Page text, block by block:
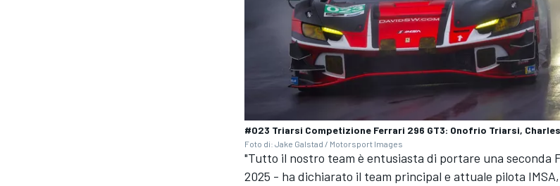
#023 Triarsi Competizione Ferrari 296 GT3: Onofrio Triarsi,
Foto di: Jake Galstad / Motorsport Images
"Tutto il nostro team è entusiasta di portare una seconda
2025 - ha dichiarato il team principal e attuale pilota